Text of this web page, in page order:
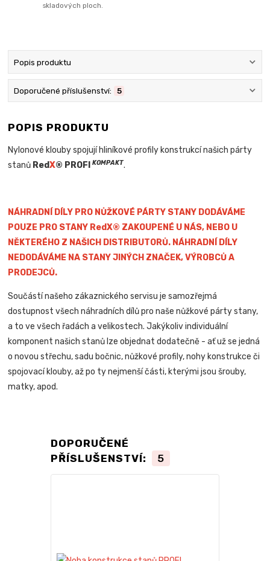
skladových ploch.
Popis produktu
Doporučené příslušenství: 5
POPIS PRODUKTU
Nylonové klouby spojují hliníkové profily konstrukcí našich párty
stanů RedX® PROFIKOMPAKT.
NÁHRADNÍ DÍLY PRO NŮŽKOVÉ PÁRTY STANY DODÁVÁME
POUZE PRO STANY RedX® ZAKOUPENÉ U NÁS, NEBO U
NĚKTERÉHO Z NAŠICH DISTRIBUTORŮ. NÁHRADNÍ DÍLY
NEDODÁVÁME NA STANY JINÝCH ZNAČEK, VÝROBCŮ A
PRODEJCŮ.
Součástí našeho zákaznického servisu je samozřejmá
dostupnost všech náhradních dílů pro naše nůžkové párty stany,
a to ve všech řadách a velikostech. Jakýkoliv individuální
komponent našich stanů lze objednat dodatečně - ať už se jedná
o novou střechu, sadu bočnic, nůžkové profily, nohy konstrukce či
spojovací klouby, až po ty nejmenší části, kterými jsou šrouby,
matky, apod.
DOPORUČENÉ
PŘÍSLUŠENSTVÍ:
5